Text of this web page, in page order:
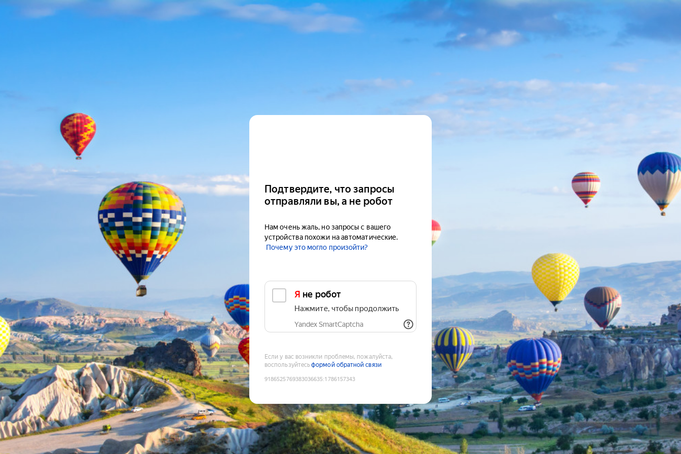
Подтвердите, что запросы
отправляли вы, а не робот
Нам очень жаль, но запросы с вашего
устройства похожи на автоматические.
Почему это могло произойти?
Я не робот
Нажмите, чтобы продолжить
Yandex SmartCaptcha
Если у вас возникли проблемы, пожалуйста,
воспользуйтесьформой обратной связи
9186525769383036635:1786157343